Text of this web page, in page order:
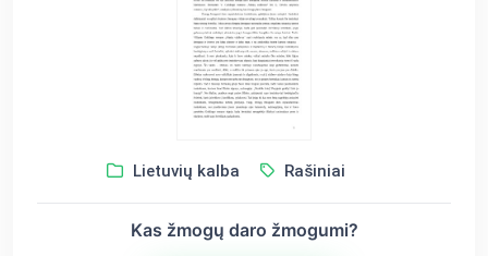
Lietuvių kalba Rašiniai
Kas žmogų daro žmogumi?